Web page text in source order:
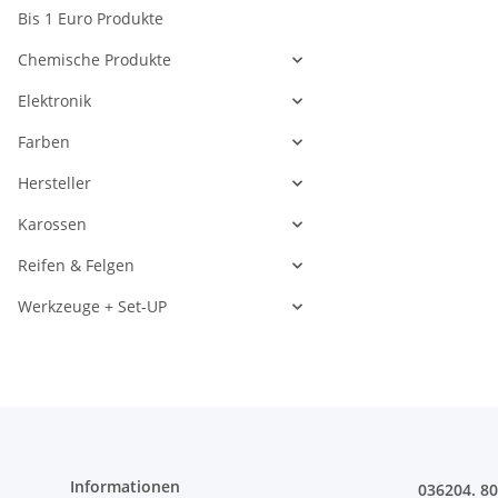
Bis 1 Euro Produkte
Chemische Produkte
Elektronik
Farben
Hersteller
Karossen
Reifen & Felgen
Werkzeuge + Set-UP
Informationen
036204.